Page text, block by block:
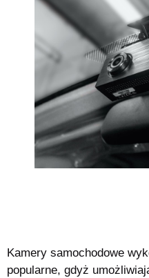
Kamery samochodowe
popularne, gdyż